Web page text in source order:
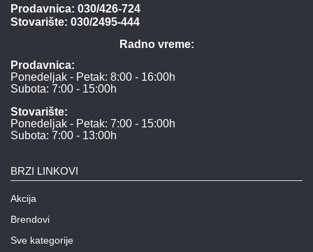
Prodavnica: 030/426-724
Stovarište: 030/2495-444
Radno vreme:
Prodavnica:
Ponedeljak - Petak: 8:00 - 16:00h
Subota: 7:00 - 15:00h
Stovarište:
Ponedeljak - Petak: 7:00 - 15:00h
Subota: 7:00 - 13:00h
BRZI LINKOVI
Akcija
Brendovi
Sve kategorije